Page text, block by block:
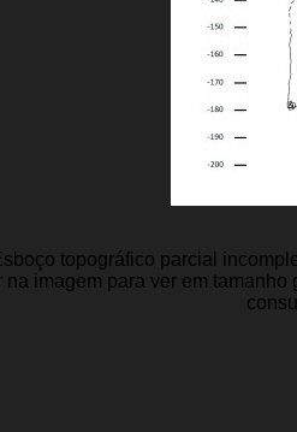
topográfico parcial
na imagem para ver em